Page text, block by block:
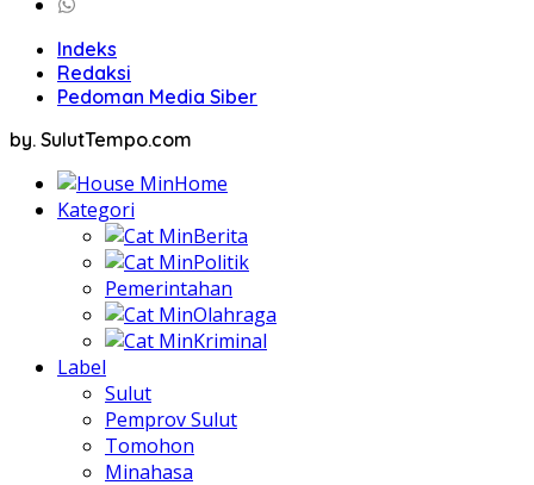
Indeks
Redaksi
Pedoman Media Siber
by. SulutTempo.com
Home
Kategori
Berita
Politik
Pemerintahan
Olahraga
Kriminal
Label
Sulut
Pemprov Sulut
Tomohon
Minahasa